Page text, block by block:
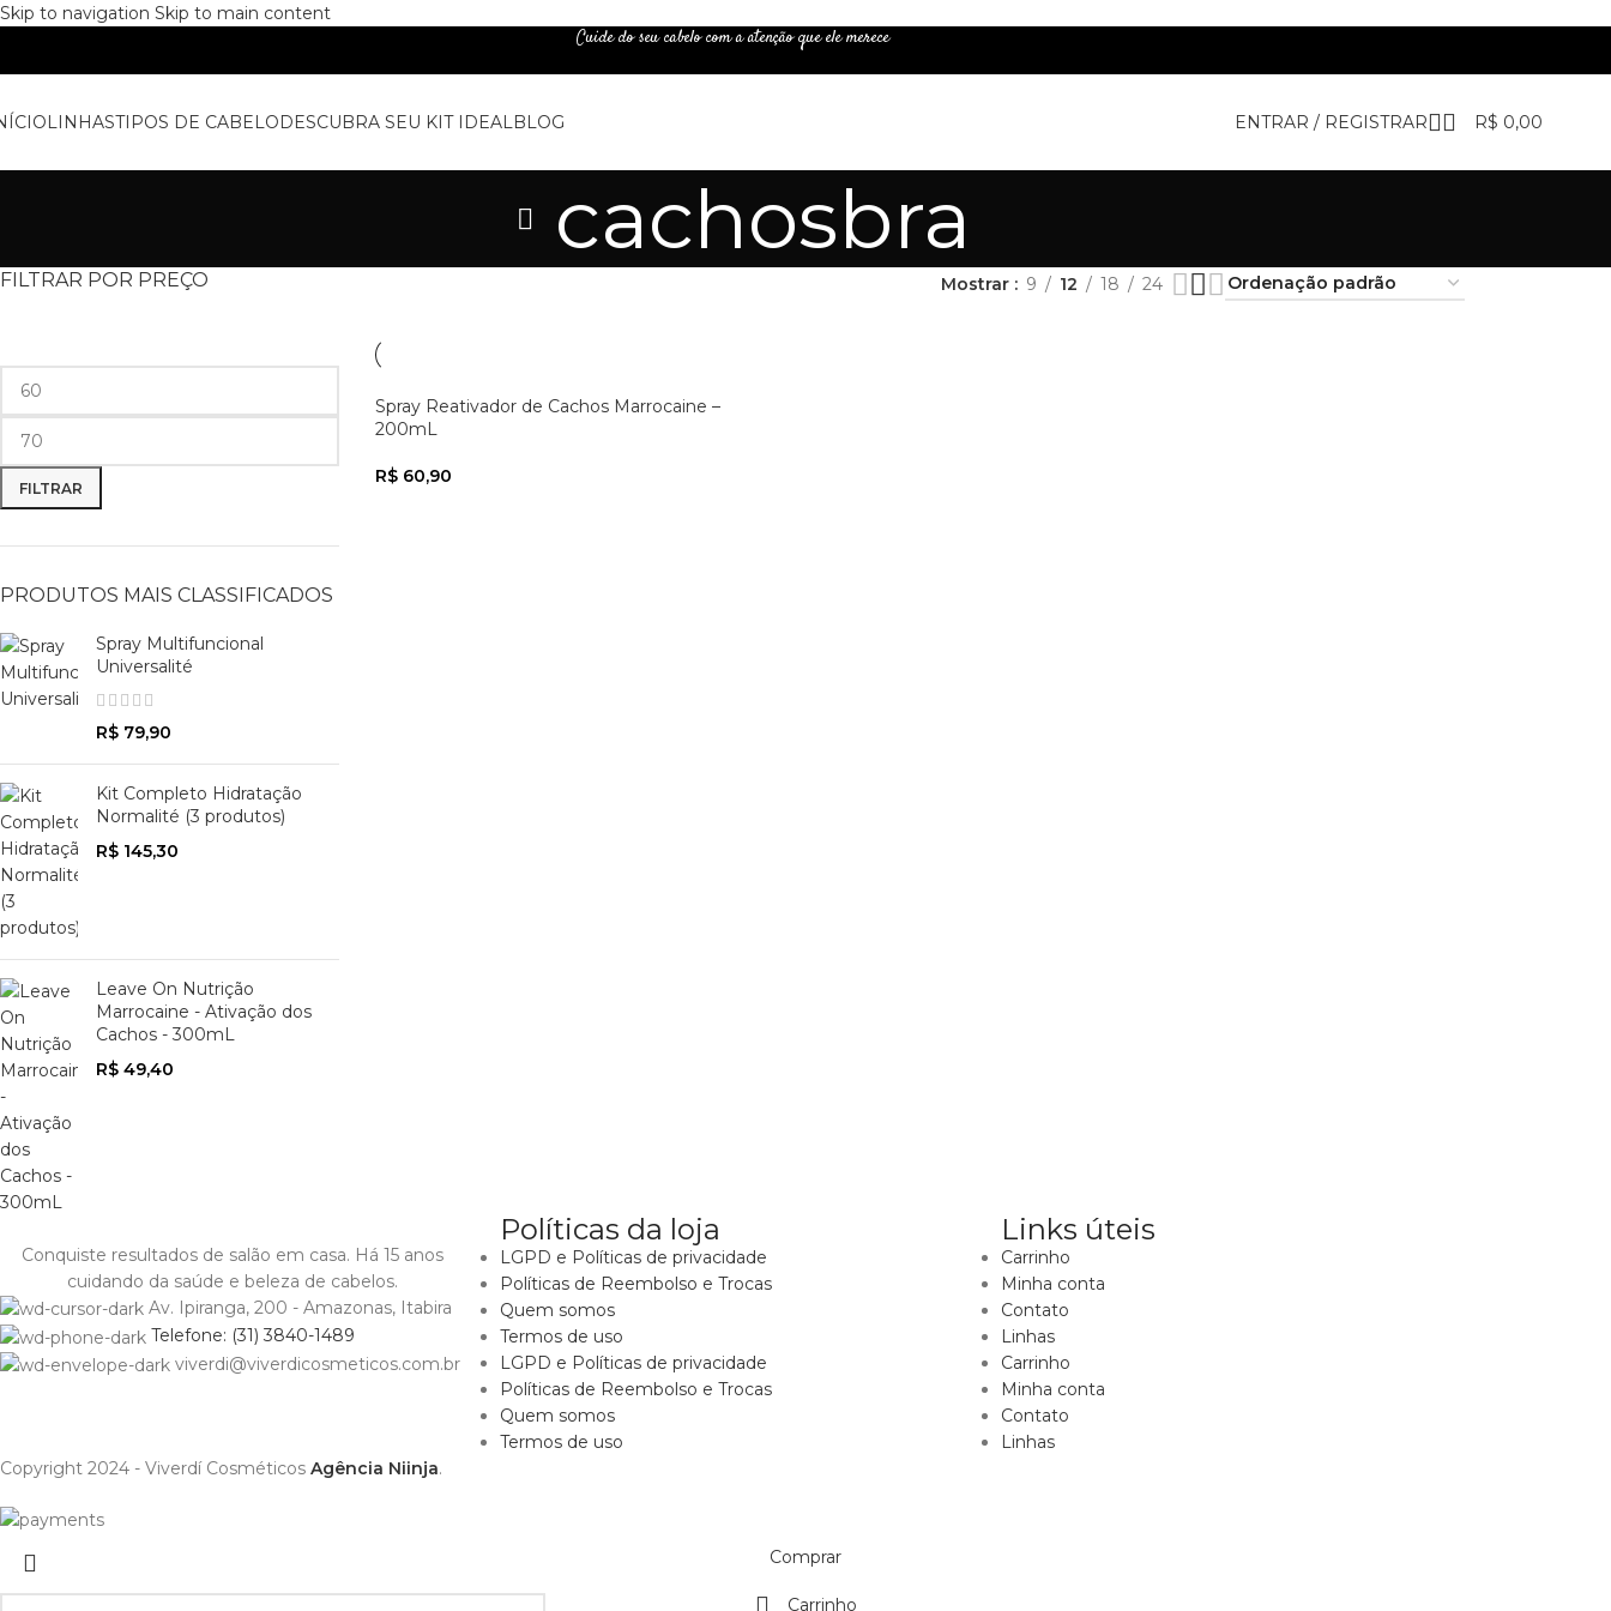
Skip to navigation Skip to main content
Cuide do seu cabelo com a atenção que ele merece
LINHASTIPOS DE CABELODESCUBRA SEU KIT IDEALBLOG ENTRAR / REGISTRAR R$ 0,00
cachosbra
FILTRAR POR PREÇO
FILTRAR
PRODUTOS MAIS CLASSIFICADOS
Spray Multifuncional
Universalité
R$ 79,90
Kit Completo Hidratação
Normalité (3 produtos)
R$ 145,30
Leave On Nutrição
Marrocaine - Ativação dos
Cachos - 300mL
R$ 49,40
Mostrar 9 12 18 24
Spray Reativador de Cachos Marrocaine –
200mL
R$60,90
Conquiste resultados de salão em casa. Há 15 anos
cuidando da saúde e beleza de cabelos.
Av. Ipiranga, 200 - Amazonas, Itabira
Telefone: (31) 3840-1489
viverdi@viverdicosmeticos.com.br
Políticas da loja
LGPD e Políticas de privacidade
Políticas de Reembolso e Trocas
Quem somos
Termos de uso
LGPD e Políticas de privacidade
Políticas de Reembolso e Trocas
Quem somos
Termos de uso
Links úteis
Carrinho
Minha conta
Contato
Linhas
Carrinho
Minha conta
Contato
Linhas
Copyright 2024 - Viverdí Cosméticos Agência Niinja.
Comprar
Carrinho